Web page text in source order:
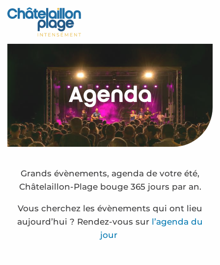
Aller
au
principal
Accueil
Découvrir
Activités
Rendez-vous
Votre séjour
Espace Pro
Agenda
Grands évènements, agenda de votre été,
Châtelaillon-Plage bouge 365 jours par an.
Vous cherchez les évènements qui ont lieu
aujourd’hui ? Rendez-vous sur l’agenda du
jour